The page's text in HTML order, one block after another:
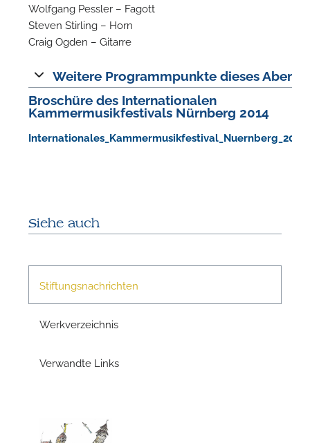
Wolfgang Pessler – Fagott
Steven Stirling – Horn
Craig Ogden – Gitarre
Weitere Programmpunkte dieses Abends
Broschüre des Internationalen
Kammermusikfestivals Nürnberg 2014
Siehe auch
Stiftungsnachrichten
Werkverzeichnis
Verwandte Links